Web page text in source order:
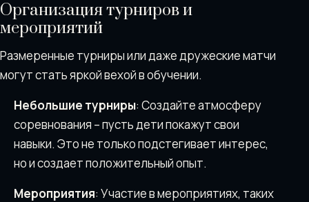
Организация турниров и
мероприятий
Размеренные турниры или даже дружеские матчи
могут стать яркой вехой в обучении.
Небольшие турниры: Создайте атмосферу
соревнования – пусть дети покажут свои
навыки. Это не только подстегивает интерес,
но и создает положительный опыт.
Мероприятия: Участие в мероприятиях, таких